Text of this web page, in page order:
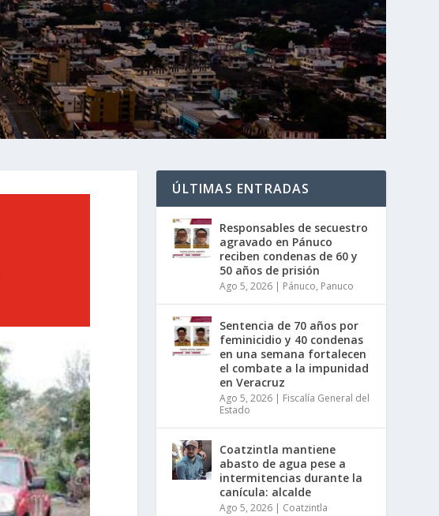
ÚLTIMAS ENTRADAS
Responsables de secuestro
agravado en Pánuco
reciben condenas de 60 y
50 años de prisión
Ago 5, 2026 | Pánuco, Panuco
Sentencia de 70 años por
feminicidio y 40 condenas
en una semana fortalecen
el combate a la impunidad
en Veracruz
Ago 5, 2026 | Fiscalía General del
Estado
Coatzintla mantiene
abasto de agua pese a
intermitencias durante la
canícula: alcalde
Ago 5, 2026 | Coatzintla